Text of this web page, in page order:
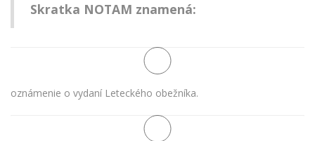
Skratka NOTAM znamená:
oznámenie o vydaní Leteckého obežníka.